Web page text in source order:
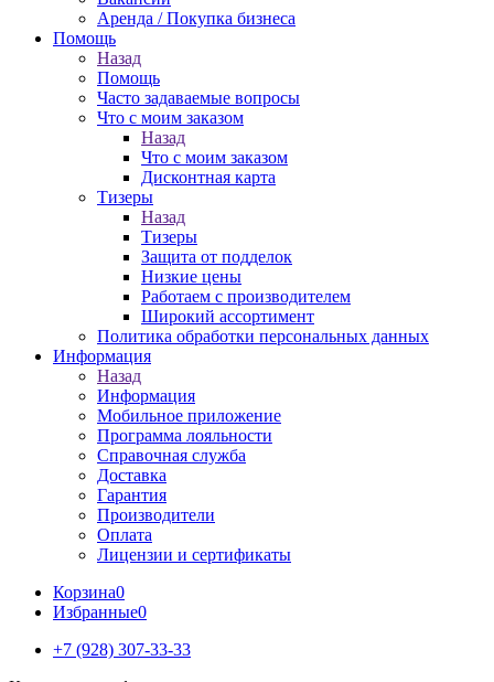
Аренда / Покупка бизнеса
Помощь
Назад
Помощь
Часто задаваемые вопросы
Что с моим заказом
Назад
Что с моим заказом
Дисконтная карта
Тизеры
Назад
Тизеры
Защита от подделок
Низкие цены
Работаем с производителем
Широкий ассортимент
Политика обработки персональных данных
Информация
Назад
Информация
Мобильное приложение
Программа лояльности
Справочная служба
Доставка
Гарантия
Производители
Оплата
Лицензии и сертификаты
Корзина0
Избранные0
+7 (928) 307-33-33